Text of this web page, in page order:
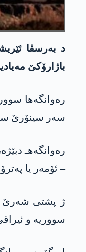
د بەرسڤا
باژارۆکێ
رەوانگەها
سەر سینۆرێ
رەوانگەهـ
– ئۆمەر یا
سووریە و